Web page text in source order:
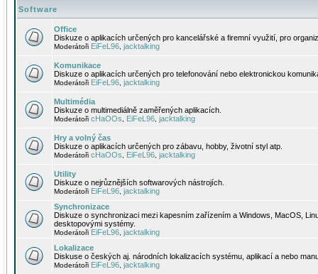
Software
Office
Diskuze o aplikacích určených pro kancelářské a firemní využití, pro
Moderátoři EiFeL96 jacktalking
Komunikace
Diskuze o aplikacích určených pro telefonování nebo elektronickou
Moderátoři EiFeL96 jacktalking
Multimédia
Diskuze o multimediálně zaměřených aplikacích.
Moderátoři cHaOOs EiFeL96 jacktalking
Hry a volný čas
Diskuze o aplikacích určených pro zábavu, hobby, životní styl atp.
Moderátoři cHaOOs EiFeL96 jacktalking
Utility
Diskuze o nejrůznějších softwarových nástrojích.
Moderátoři EiFeL96 jacktalking
Synchronizace
Diskuze o synchronizaci mezi kapesním zařízením a Windows, MacOS,
desktopovými systémy.
Moderátoři EiFeL96 jacktalking
Lokalizace
Diskuse o českých aj. národních lokalizacích systému, aplikací a nebo
Moderátoři EiFeL96 jacktalking